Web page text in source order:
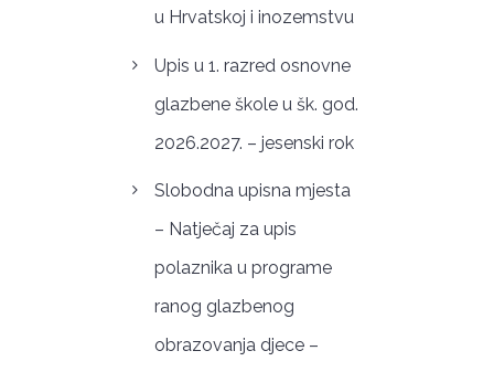
u Hrvatskoj i inozemstvu
Upis u 1. razred osnovne
glazbene škole u šk. god.
2026.2027. – jesenski rok
Slobodna upisna mjesta
– Natječaj za upis
polaznika u programe
ranog glazbenog
obrazovanja djece –